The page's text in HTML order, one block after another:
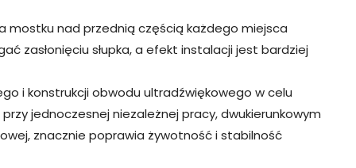
mostku nad przednią częścią każdego miejsca
zasłonięciu słupka, a efekt instalacji jest bardziej
i konstrukcji obwodu ultradźwiękowego w celu
jednoczesnej niezależnej pracy, dwukierunkowym
znacznie poprawia żywotność i stabilność